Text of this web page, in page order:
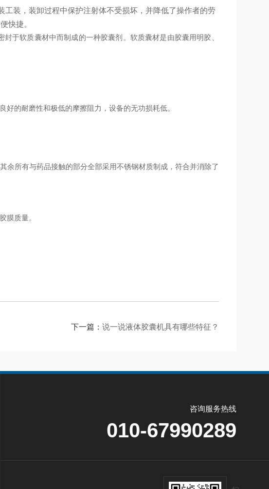
装，装卸过程中保护注射体不受损坏，并降低了操作者的劳
快捷。
软质囊材中而制成的一种胶囊剂。软质囊材是由胶囊用明胶、
的耐磨性和极低的摩擦阻力，设备的无功损耗低。
所有与药品接触的部分全部采用不锈钢材质制成，符合并消除了
膜质量。
下一篇： 说一说液体胶囊机具有哪些特征？
咨询服务热线
010-67990289